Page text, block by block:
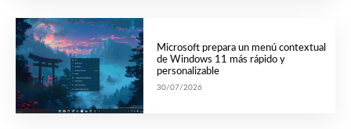
Microsoft prepara un menú contextual
de Windows 11 más rápido y
personalizable
30/07/2026